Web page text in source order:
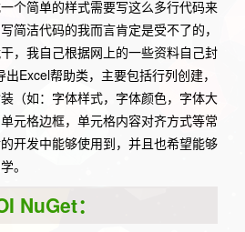
个简单的样式需要写这么多行代码来
简洁代码的我而言肯定是受不了的，
，我自己根据网上的一些资料自己封
Excel帮助类，主要包括行列创建，
（如：字体样式，字体颜色，字体大
元格边框，单元格内容对齐方式等常
开发中能够使用到，并且也希望能够
。
NuGet：